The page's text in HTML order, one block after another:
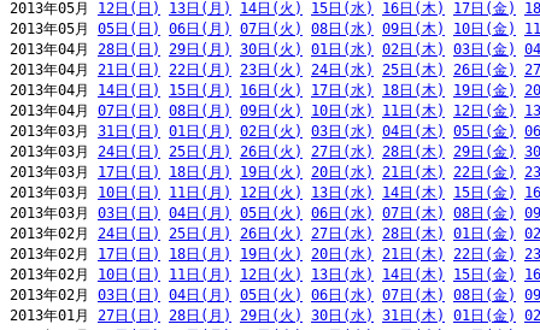
2013年05月 12日(日) 13日(月) 14日(火) 15日(水) 16日(木) 17日(金)
2013年05月 05日(日) 06日(月) 07日(火) 08日(水) 09日(木) 10日(金)
2013年04月 28日(日) 29日(月) 30日(火) 01日(水) 02日(木) 03日(金)
2013年04月 21日(日) 22日(月) 23日(火) 24日(水) 25日(木) 26日(金)
2013年04月 14日(日) 15日(月) 16日(火) 17日(水) 18日(木) 19日(金)
2013年04月 07日(日) 08日(月) 09日(火) 10日(水) 11日(木) 12日(金)
2013年03月 31日(日) 01日(月) 02日(火) 03日(水) 04日(木) 05日(金)
2013年03月 24日(日) 25日(月) 26日(火) 27日(水) 28日(木) 29日(金)
2013年03月 17日(日) 18日(月) 19日(火) 20日(水) 21日(木) 22日(金)
2013年03月 10日(日) 11日(月) 12日(火) 13日(水) 14日(木) 15日(金)
2013年03月 03日(日) 04日(月) 05日(火) 06日(水) 07日(木) 08日(金)
2013年02月 24日(日) 25日(月) 26日(火) 27日(水) 28日(木) 01日(金)
2013年02月 17日(日) 18日(月) 19日(火) 20日(水) 21日(木) 22日(金)
2013年02月 10日(日) 11日(月) 12日(火) 13日(水) 14日(木) 15日(金)
2013年02月 03日(日) 04日(月) 05日(火) 06日(水) 07日(木) 08日(金)
2013年01月 27日(日) 28日(月) 29日(火) 30日(水) 31日(木) 01日(金)